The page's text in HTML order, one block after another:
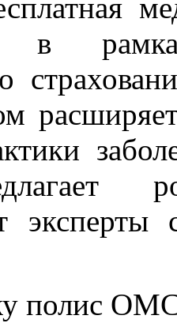
в
полис